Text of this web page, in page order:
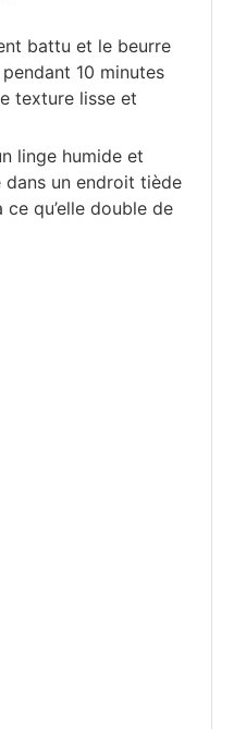
battu et le beurre
10 minutes
texture lisse et
linge humide et
dans un endroit tiède
ce qu’elle double de